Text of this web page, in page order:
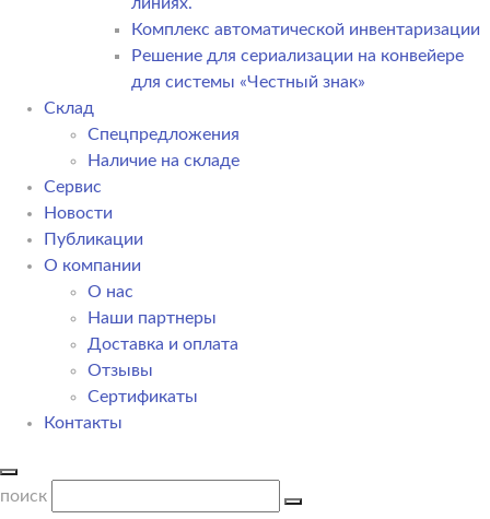
Комплекс автоматической инвентаризации
Решение для сериализации на конвейере
для системы «Честный знак»
Склад
Спецпредложения
Наличие на складе
Сервис
Новости
Публикации
О компании
О нас
Наши партнеры
Доставка и оплата
Отзывы
Сертификаты
Контакты
поиск